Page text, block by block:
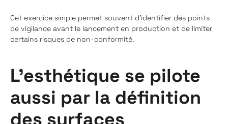
Cet exercice simple permet souvent d'identifier des points
de vigilance avant le lancement en production et de limiter
certains risques de non-conformité.
L’esthétique se pilote
aussi par la définition